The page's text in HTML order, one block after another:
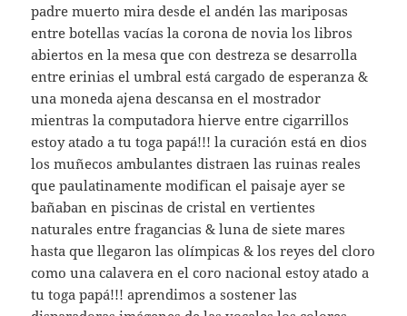
padre muerto mira desde el andén las mariposas
entre botellas vacías la corona de novia los libros
abiertos en la mesa que con destreza se desarrolla
entre erinias el umbral está cargado de esperanza &
una moneda ajena descansa en el mostrador
mientras la computadora hierve entre cigarrillos
estoy atado a tu toga papá!!! la curación está en dios
los muñecos ambulantes distraen las ruinas reales
que paulatinamente modifican el paisaje ayer se
bañaban en piscinas de cristal en vertientes
naturales entre fragancias & luna de siete mares
hasta que llegaron las olímpicas & los reyes del cloro
como una calavera en el coro nacional estoy atado a
tu toga papá!!! aprendimos a sostener las